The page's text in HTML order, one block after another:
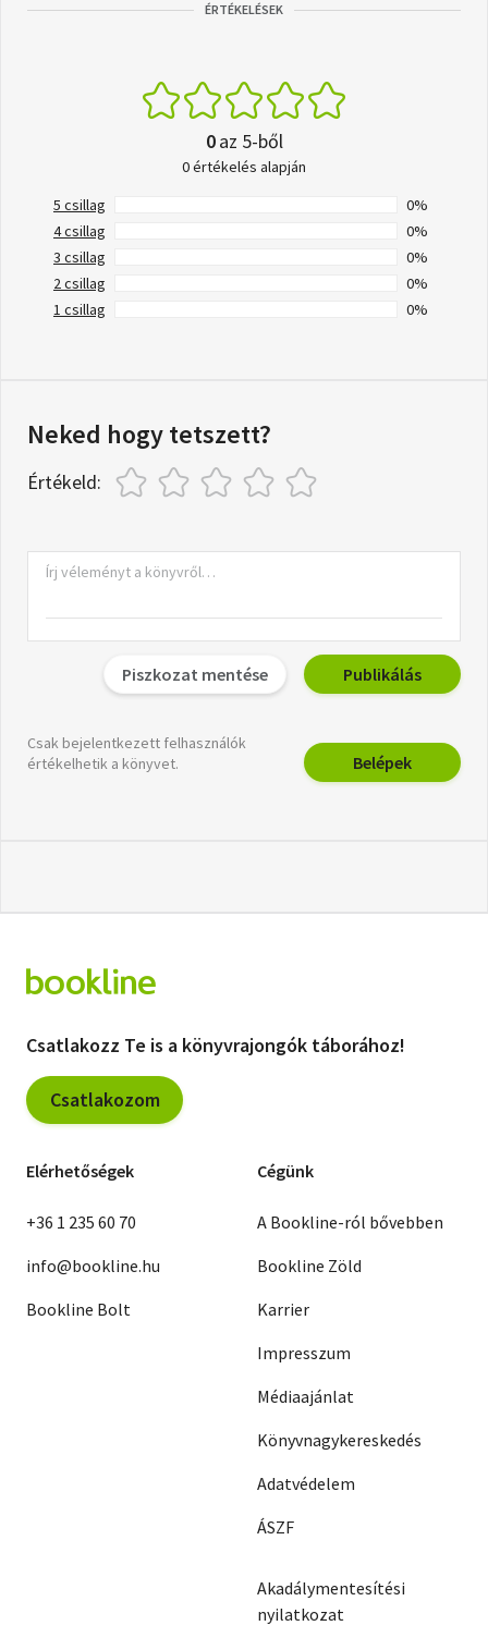
ÉRTÉKELÉSEK
0az 5-ből
0 értékelés alapján
5 csillag
0%
4 csillag
0%
3 csillag
0%
2 csillag
0%
1 csillag
0%
Neked hogy tetszett?
Értékeld:
Piszkozat mentése Publikálás
Csak bejelentkezett felhasználók
értékelhetik a könyvet.
Belépek
Csatlakozz Te is a könyvrajongók táborához!
Csatlakozom
Elérhetőségek
+36 1 235 60 70
info@bookline.hu
Bookline Bolt
Cégünk
A Bookline-ról bővebben
Bookline Zöld
Karrier
Impresszum
Médiaajánlat
Könyvnagykereskedés
Adatvédelem
ÁSZF
Akadálymentesítési
nyilatkozat